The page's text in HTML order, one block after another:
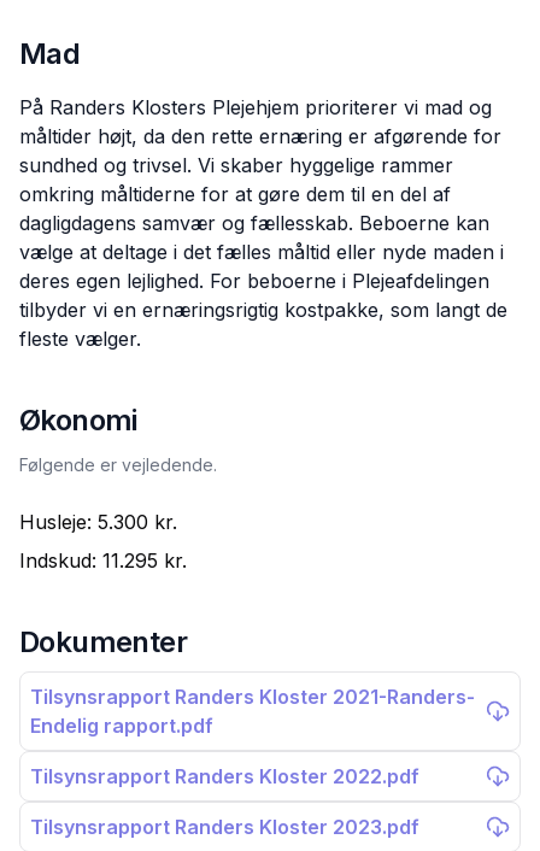
Mad
På Randers Klosters Plejehjem prioriterer vi mad og
måltider højt, da den rette ernæring er afgørende for
sundhed og trivsel. Vi skaber hyggelige rammer
omkring måltiderne for at gøre dem til en del af
dagligdagens samvær og fællesskab. Beboerne kan
vælge at deltage i det fælles måltid eller nyde maden i
deres egen lejlighed. For beboerne i Plejeafdelingen
tilbyder vi en ernæringsrigtig kostpakke, som langt de
fleste vælger.
Økonomi
Følgende er vejledende.
Husleje: 5.300 kr.
Indskud: 11.295 kr.
Dokumenter
Tilsynsrapport Randers Kloster 2021-Randers-
Endelig rapport.pdf
Tilsynsrapport Randers Kloster 2022.pdf
Tilsynsrapport Randers Kloster 2023.pdf